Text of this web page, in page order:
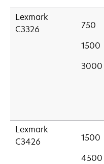
Lexmark
C3326
750
1500
3000
Lexmark
C3426
1500
4500